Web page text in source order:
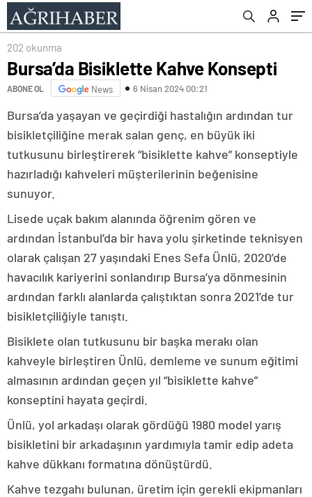
202 okunma
Bursa’da Bisiklette Kahve Konsepti
ABONE OL News 6 Nisan 2024 00:21
Bursa’da yaşayan ve geçirdiği hastalığın ardından tur
bisikletçiliğine merak salan genç, en büyük iki
tutkusunu birleştirerek “bisiklette kahve” konseptiyle
hazırladığı kahveleri müşterilerinin beğenisine
sunuyor.
Lisede uçak bakım alanında öğrenim gören ve
ardından İstanbul’da bir hava yolu şirketinde teknisyen
olarak çalışan 27 yaşındaki Enes Sefa Ünlü, 2020’de
havacılık kariyerini sonlandırıp Bursa’ya dönmesinin
ardından farklı alanlarda çalıştıktan sonra 2021’de tur
bisikletçiliğiyle tanıştı.
Bisiklete olan tutkusunu bir başka merakı olan
kahveyle birleştiren Ünlü, demleme ve sunum eğitimi
almasının ardından geçen yıl “bisiklette kahve”
konseptini hayata geçirdi.
Ünlü, yol arkadaşı olarak gördüğü 1980 model yarış
bisikletini bir arkadaşının yardımıyla tamir edip adeta
kahve dükkanı formatına dönüştürdü.
Kahve tezgahı bulunan, üretim için gerekli ekipmanları